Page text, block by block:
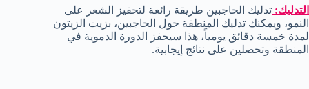
التدليك: تدليك الحاجبين طريقة رائعة لتحفيز الشعر على
النمو، ويمكنك تدليك المنطقة حول الحاجبين، بزيت الزيتون
لمدة خمسة دقائق يومياً، هذا سيحفز الدورة الدموية في
المنطقة وتحصلين على نتائج إيجابية.